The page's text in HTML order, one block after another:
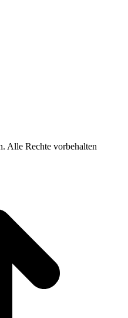
Alle Rechte vorbehalten